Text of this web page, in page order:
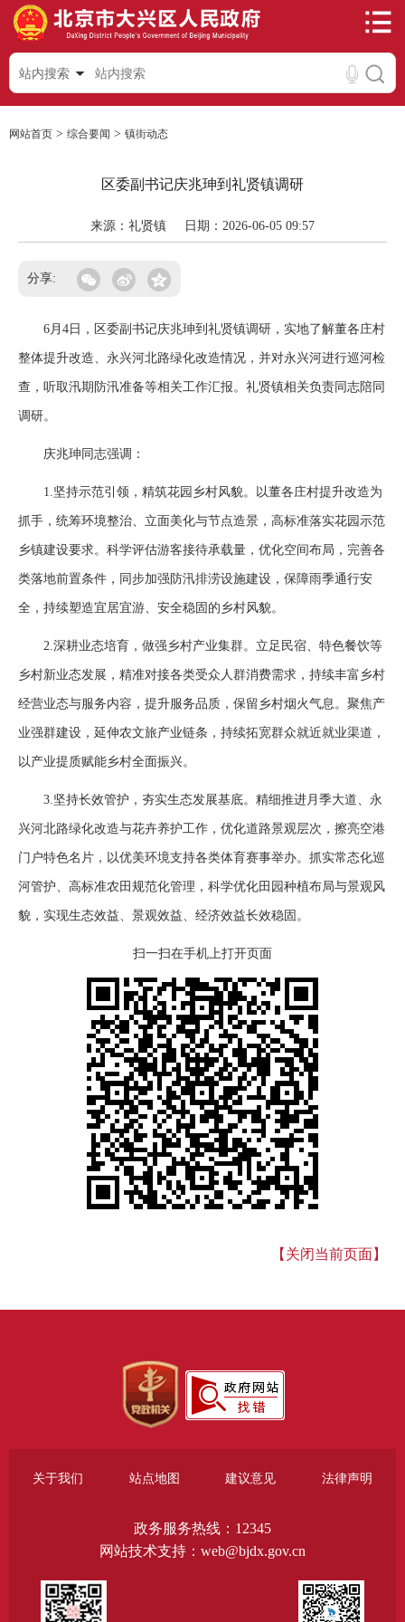
站内搜索
网站首页 > 综合要闻 > 镇街动态
区委副书记庆兆珅到礼贤镇调研
来源：礼贤镇 日期：2026-06-05 09:57
分享:
6月4日，区委副书记庆兆珅到礼贤镇调研，实地了解董各庄村
整体提升改造、永兴河北路绿化改造情况，并对永兴河进行巡河检
查，听取汛期防汛准备等相关工作汇报。礼贤镇相关负责同志陪同
调研。
庆兆珅同志强调：
1.坚持示范引领，精筑花园乡村风貌。以董各庄村提升改造为
抓手，统筹环境整治、立面美化与节点造景，高标准落实花园示范
乡镇建设要求。科学评估游客接待承载量，优化空间布局，完善各
类落地前置条件，同步加强防汛排涝设施建设，保障雨季通行安
全，持续塑造宜居宜游、安全稳固的乡村风貌。
2.深耕业态培育，做强乡村产业集群。立足民宿、特色餐饮等
乡村新业态发展，精准对接各类受众人群消费需求，持续丰富乡村
经营业态与服务内容，提升服务品质，保留乡村烟火气息。聚焦产
业强群建设，延伸农文旅产业链条，持续拓宽群众就近就业渠道，
以产业提质赋能乡村全面振兴。
3.坚持长效管护，夯实生态发展基底。精细推进月季大道、永
兴河北路绿化改造与花卉养护工作，优化道路景观层次，擦亮空港
门户特色名片，以优美环境支持各类体育赛事举办。抓实常态化巡
河管护、高标准农田规范化管理，科学优化田园种植布局与景观风
貌，实现生态效益、景观效益、经济效益长效稳固。
扫一扫在手机上打开页面
【关闭当前页面】
关于我们 站点地图 建议意见 法律声明
政务服务热线：12345
网站技术支持：web@bjdx.gov.cn